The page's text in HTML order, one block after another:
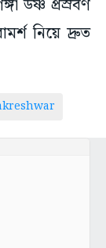
উষ্ণ প্রস্রবণ
নিয়ে দ্রুত